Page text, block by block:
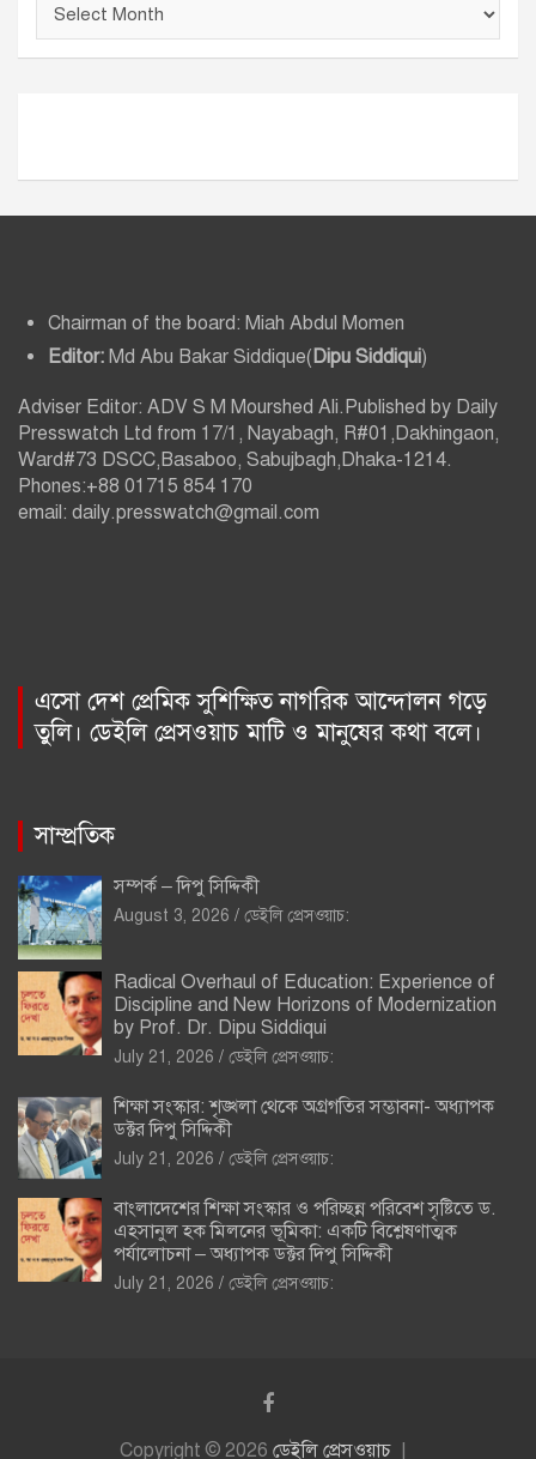
ই
Chairman of the board: Miah Abdul Momen
Editor: Md Abu Bakar Siddique(Dipu Siddiqui)
Adviser Editor: ADV S M Mourshed Ali.Published by Daily
Presswatch Ltd from 17/1, Nayabagh, R#01,Dakhingaon,
Ward#73 DSCC,Basaboo, Sabujbagh,Dhaka-1214.
Phones:+88 01715 854 170
email: daily.presswatch@gmail.com
এসো দেশ প্রেমিক সুশিক্ষিত নাগরিক আন্দোলন গড়ে
তুলি। ডেইলি প্রেসওয়াচ মাটি ও মানুষের কথা বলে।
সাম্প্রতিক
সম্পর্ক – দিপু সিদ্দিকী
August 3, 2026 ডেইলি প্রেসওয়াচ:
Radical Overhaul of Education: Experience of
Discipline and New Horizons of Modernization
by Prof. Dr. Dipu Siddiqui
July 21, 2026 ডেইলি প্রেসওয়াচ:
শিক্ষা সংস্কার: শৃঙ্খলা থেকে অগ্রগতির সম্ভাবনা- অধ্যাপক
ডক্টর দিপু সিদ্দিকী
July 21, 2026 ডেইলি প্রেসওয়াচ:
বাংলাদেশের শিক্ষা সংস্কার ও পরিচ্ছন্ন পরিবেশ সৃষ্টিতে ড.
এহসানুল হক মিলনের ভূমিকা: একটি বিশ্লেষণাত্মক
পর্যালোচনা – অধ্যাপক ডক্টর দিপু সিদ্দিকী
July 21, 2026 ডেইলি প্রেসওয়াচ:
Copyright © 2026 ডেইলি প্রেসওয়াচ